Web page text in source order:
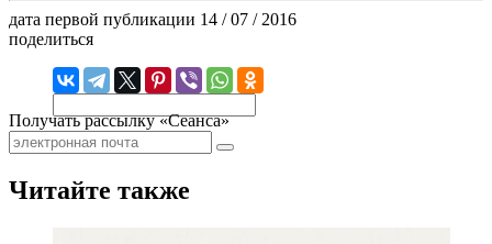
дата первой публикации 14 / 07 / 2016
поделиться
Получать рассылку «Сеанса»
Читайте также